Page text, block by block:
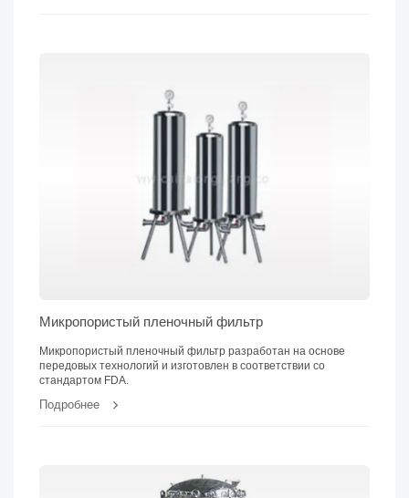
Микропористый пленочный фильтр
Микропористый пленочный фильтр разработан на основе
передовых технологий и изготовлен в соответствии со
стандартом FDA.
Подробнее